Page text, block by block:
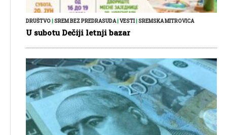
DRUŠTVO SREM BEZ PREDRASUDA| VESTI| SREMSKA MITROVICA
U subotu Dečiji letnji bazar